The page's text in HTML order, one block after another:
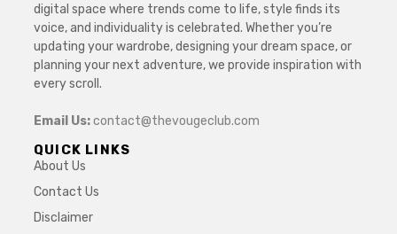
digital space where trends come to life, style finds its
voice, and individuality is celebrated. Whether you’re
updating your wardrobe, designing your dream space, or
planning your next adventure, we provide inspiration with
every scroll.
Email Us:contact@thevougeclub.com
QUICK LINKS
About Us
Contact Us
Disclaimer